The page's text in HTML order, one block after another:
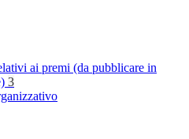
ai premi (da pubblicare in
3